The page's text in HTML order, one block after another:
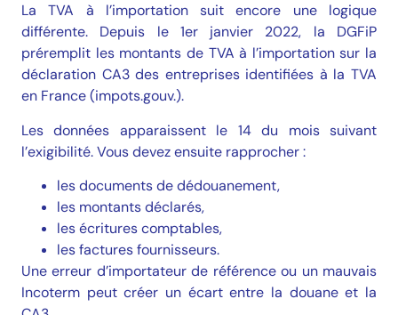
La TVA à l’importation suit encore une logique
différente. Depuis le 1er janvier 2022, la DGFiP
préremplit les montants de TVA à l’importation sur la
déclaration CA3 des entreprises identifiées à la TVA
en France (impots.gouv.).
Les données apparaissent le 14 du mois suivant
l’exigibilité. Vous devez ensuite rapprocher :
les documents de dédouanement,
les montants déclarés,
les écritures comptables,
les factures fournisseurs.
Une erreur d’importateur de référence ou un mauvais
Incoterm peut créer un écart entre la douane et la